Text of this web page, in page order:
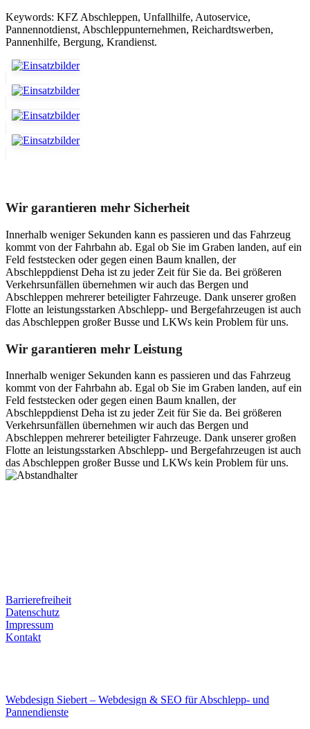
Keywords: KFZ Abschleppen, Unfallhilfe, Autoservice,
Pannennotdienst, Abschleppunternehmen, Reichardtswerben,
Pannenhilfe, Bergung, Krandienst.
Wir garantieren mehr Sicherheit
Innerhalb weniger Sekunden kann es passieren und das Fahrzeug
kommt von der Fahrbahn ab. Egal ob Sie im Graben landen, auf ein
Feld feststecken oder gegen einen Baum knallen, der
Abschleppdienst Deha ist zu jeder Zeit für Sie da. Bei größeren
Verkehrsunfällen übernehmen wir auch das Bergen und
Abschleppen mehrerer beteiligter Fahrzeuge. Dank unserer großen
Flotte an leistungsstarken Abschlepp- und Bergefahrzeugen ist auch
das Abschleppen großer Busse und LKWs kein Problem für uns.
Wir garantieren mehr Leistung
Innerhalb weniger Sekunden kann es passieren und das Fahrzeug
kommt von der Fahrbahn ab. Egal ob Sie im Graben landen, auf ein
Feld feststecken oder gegen einen Baum knallen, der
Abschleppdienst Deha ist zu jeder Zeit für Sie da. Bei größeren
Verkehrsunfällen übernehmen wir auch das Bergen und
Abschleppen mehrerer beteiligter Fahrzeuge. Dank unserer großen
Flotte an leistungsstarken Abschlepp- und Bergefahrzeugen ist auch
das Abschleppen großer Busse und LKWs kein Problem für uns.
Barrierefreiheit
Datenschutz
Impressum
Kontakt
Webdesign Siebert – Webdesign & SEO für Abschlepp- und
Pannendienste